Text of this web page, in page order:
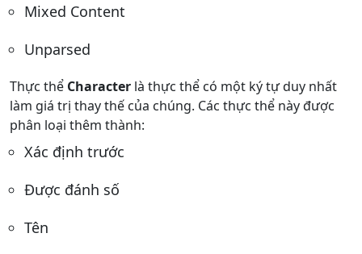
Mixed Content
Unparsed
Thực thể Character là thực thể có một ký tự duy nhất
làm giá trị thay thế của chúng. Các thực thể này được
phân loại thêm thành:
Xác định trước
Được đánh số
Tên